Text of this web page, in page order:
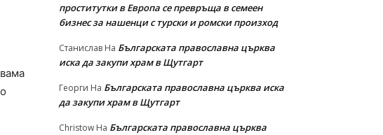
проститутки в Европа се превръща в семеен
бизнес за нашенци с турски и ромски произход
Станислав На Българската православна църква
иска да закупи храм в Щутгарт
Георги На Българската православна църква иска
да закупи храм в Щутгарт
Christow На Българската православна църква